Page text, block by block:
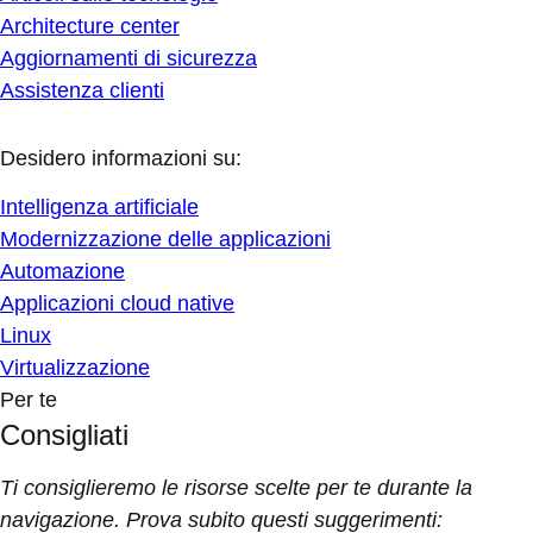
Architecture center
Aggiornamenti di sicurezza
Assistenza clienti
Desidero informazioni su:
Intelligenza artificiale
Modernizzazione delle applicazioni
Automazione
Applicazioni cloud native
Linux
Virtualizzazione
Per te
Consigliati
Ti consiglieremo le risorse scelte per te durante la
navigazione. Prova subito questi suggerimenti: